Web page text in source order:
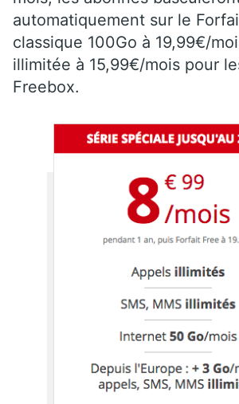
automatiquement sur le
classique 100Go à 19,99€/
illimitée à 15,99€/mois pour
Freebox.